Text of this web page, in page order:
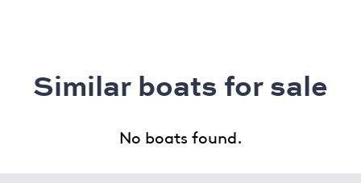
Similar boats for sale
No boats found.